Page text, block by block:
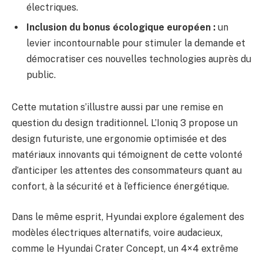
électriques.
Inclusion du bonus écologique européen : un
levier incontournable pour stimuler la demande et
démocratiser ces nouvelles technologies auprès du
public.
Cette mutation s’illustre aussi par une remise en
question du design traditionnel. L’Ioniq 3 propose un
design futuriste, une ergonomie optimisée et des
matériaux innovants qui témoignent de cette volonté
d’anticiper les attentes des consommateurs quant au
confort, à la sécurité et à l’efficience énergétique.
Dans le même esprit, Hyundai explore également des
modèles électriques alternatifs, voire audacieux,
comme le Hyundai Crater Concept, un 4×4 extrême